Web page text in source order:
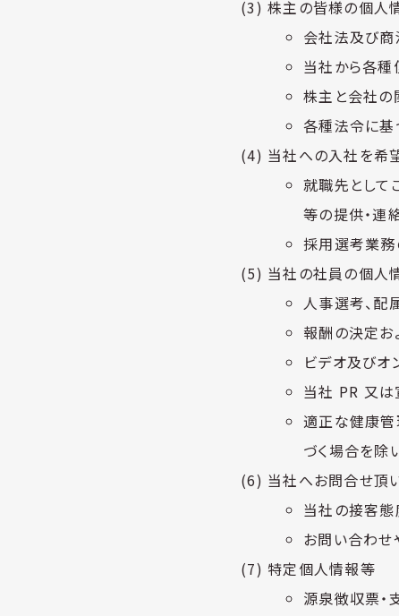
株主の皆様の個人
会社法及び商
当社から各種
株主と会社の
各種法令に基
当社への入社を希
就職先として
等の提供・連
採用選考業務
当社の社員の個人
人事選考、配
報酬の決定お
ビデオ及びオ
当社 PR 又は
適正な健康管
づく場合を除
当社へお問合せ頂
当社の接客
お問い合わせ
特定個人情報等
源泉徴収票・